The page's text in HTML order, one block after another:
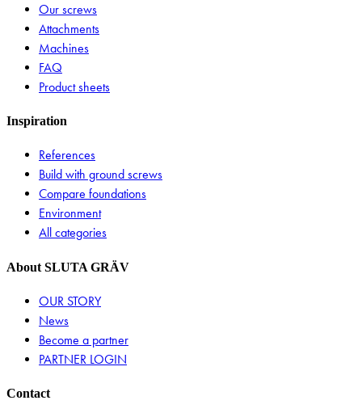
Our screws
Attachments
Machines
FAQ
Product sheets
Inspiration
References
Build with ground screws
Compare foundations
Environment
All categories
About SLUTA GRÄV
OUR STORY
News
Become a partner
PARTNER LOGIN
Contact